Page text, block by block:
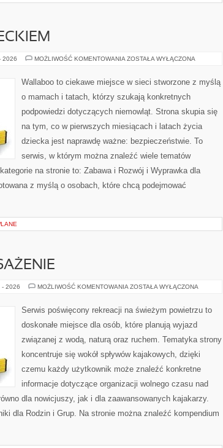
2026 MOŻLIWOŚĆ KOMENTOWANIA PODRÓŻE
ZOSTAŁA WYŁĄCZONA
Wallaboo to ciekawe miejsce w sieci stworzone z myślą
o mamach i tatach, którzy szukają konkretnych
podpowiedzi dotyczących niemowląt. Strona skupia się
na tym, co w pierwszych miesiącach i latach życia
dziecka jest naprawdę ważne: bezpieczeństwie. To
serwis, w którym można znaleźć wiele tematów
na stronie to: Zabawa i Rozwój i Wyprawka dla
z myślą o osobach, które chcą podejmować
- 2026 MOŻLIWOŚĆ KOMENTOWANIA SPRZĘT
ZOSTAŁA WYŁĄCZONA
Serwis poświęcony rekreacji na świeżym powietrzu to
doskonałe miejsce dla osób, które planują wyjazd
związanej z wodą, naturą oraz ruchem. Tematyka strony
koncentruje się wokół spływów kajakowych, dzięki
czemu każdy użytkownik może znaleźć konkretne
informacje dotyczące organizacji wolnego czasu nad
dla nowicjuszy, jak i dla zaawansowanych kajakarzy.
dla Rodzin i Grup. Na stronie można znaleźć kompendium